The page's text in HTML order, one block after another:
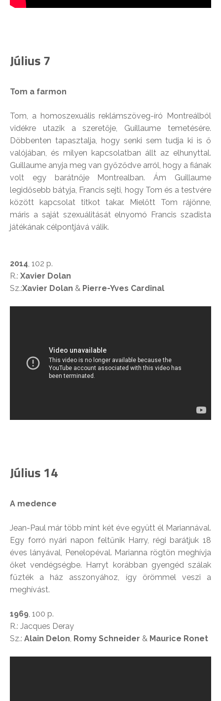
Július 7
Tom a farmon
Tom, a homoszexuális reklámszöveg-író Montreálból
vidékre utazik a szeretője, Guillaume temetésére.
Döbbenten tapasztalja, hogy senki sem tudja ki is ő
valójában, és milyen kapcsolatban állt az elhunyttal.
Guillaume anyja meg van győződve arról, hogy a fiának
volt egy barátnője Montrealban. Ám Guillaume
legidősebb bátyja, Francis sejti, hogy Tom és a testvére
között kapcsolat titkot takar. Mielőtt Tom rájönne,
máris a saját szexuálitását elnyomó Francis szadista
játékának célpontjává válik.
2014, 102 p.
R.: Xavier Dolan
Sz.:Xavier Dolan & Pierre-Yves Cardinal
Július 14
A medence
Jean-Paul már több mint két éve együtt él Mariannával.
Egy forró nyári napon feltűnik Harry, régi barátjuk 18
éves lányával, Penelopéval. Marianna rögtön meghívja
őket vendégségbe. Harryt korábban gyengéd szálak
fűzték a ház asszonyához, így örömmel veszi a
meghívást.
1969 , 100 p.
R.: Jacques Deray
Sz.: Alain Delon Romy Schneider & Maurice Ronet